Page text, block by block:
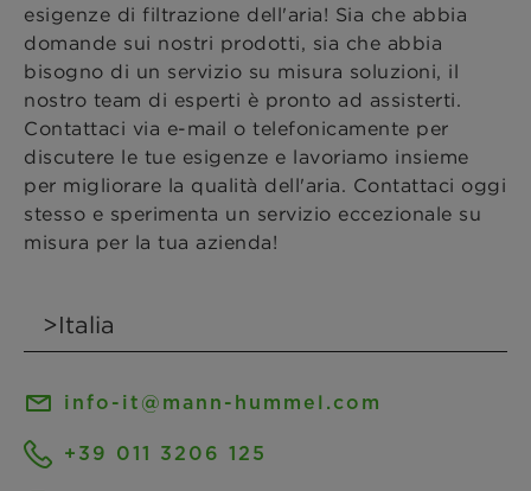
esigenze di filtrazione dell'aria! Sia che abbia
domande sui nostri prodotti, sia che abbia
bisogno di un servizio su misura soluzioni, il
nostro team di esperti è pronto ad assisterti.
Contattaci via e-mail o telefonicamente per
discutere le tue esigenze e lavoriamo insieme
per migliorare la qualità dell'aria. Contattaci oggi
stesso e sperimenta un servizio eccezionale su
misura per la tua azienda!
info-it@mann-hummel.com
+39 011 3206 125